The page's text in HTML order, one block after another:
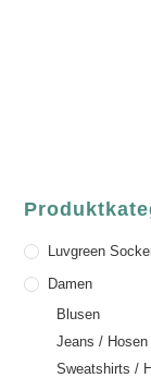
Luvgreen
Damen
Blusen
Jeans /
Sweatshirts /